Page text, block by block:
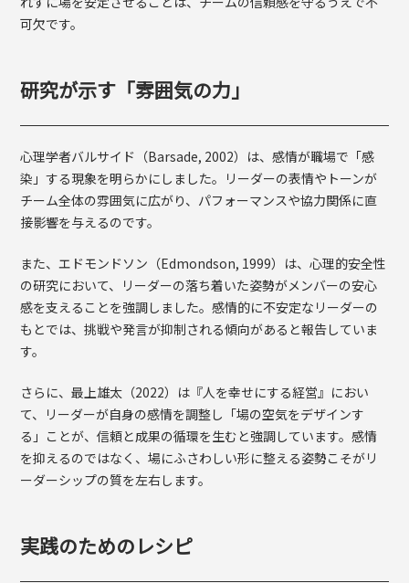
可欠です。
研究が示す「雰囲気の力」
心理学者バルサイド（Barsade, 2002）は、感情が職場で「感
染」する現象を明らかにしました。リーダーの表情やトーンが
チーム全体の雰囲気に広がり、パフォーマンスや協力関係に直
接影響を与えるのです。
また、エドモンドソン（Edmondson, 1999）は、心理的安全性
の研究において、リーダーの落ち着いた姿勢がメンバーの安心
感を支えることを強調しました。感情的に不安定なリーダーの
もとでは、挑戦や発言が抑制される傾向があると報告していま
す。
さらに、最上雄太（2022）は『人を幸せにする経営』におい
て、リーダーが自身の感情を調整し「場の空気をデザインす
る」ことが、信頼と成果の循環を生むと強調しています。感情
を抑えるのではなく、場にふさわしい形に整える姿勢こそがリ
ーダーシップの質を左右します。
実践のためのレシピ